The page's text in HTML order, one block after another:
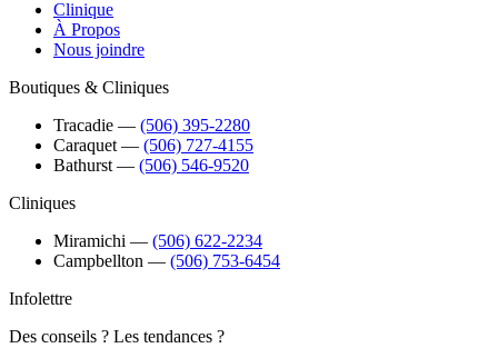
Clinique
À Propos
Nous joindre
Boutiques & Cliniques
Tracadie ― (506) 395-2280
Caraquet ― (506) 727-4155
Bathurst ― (506) 546-9520
Cliniques
Miramichi ― (506) 622-2234
Campbellton ― (506) 753-6454
Infolettre
Des conseils ? Les tendances ?